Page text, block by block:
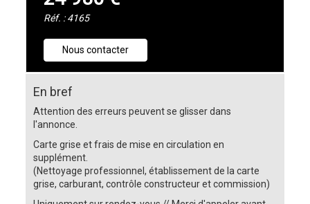
Réf. : 4165
Nous contacter
En bref
Attention des erreurs peuvent se glisser dans
l'annonce.
Carte grise et frais de mise en circulation en
supplément.
(Nettoyage professionnel, établissement de la carte
grise, carburant, contrôle constructeur et commission)